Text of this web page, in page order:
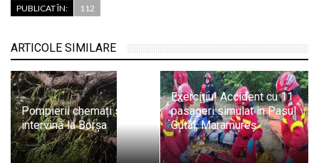
PUBLICAT ÎN: 112
ARTICOLE SIMILARE
Pompierii chemați să
intervină la Borșa
Exercițiu! Accident cu 11
pasageri simulat în Pasul
Gutâi, Maramureș